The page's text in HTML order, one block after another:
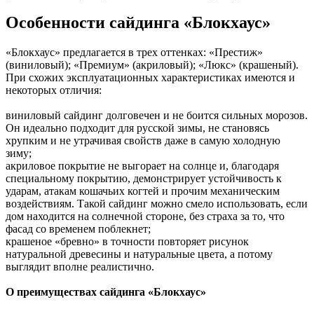
Особенности сайдинга «Блокхаус»
«Блокхаус» предлагается в трех оттенках: «Престиж»
(виниловый); «Премиум» (акриловый); «Люкс» (крашеный).
При схожих эксплуатационных характеристиках имеются и
некоторых отличия:
виниловый сайдинг долговечен и не боится сильных морозов.
Он идеально подходит для русской зимы, не становясь
хрупким и не утрачивая свойств даже в самую холодную
зиму;
акриловое покрытие не выгорает на солнце и, благодаря
специальному покрытию, демонстрирует устойчивость к
ударам, атакам кошачьих когтей и прочим механическим
воздействиям. Такой сайдинг можно смело использовать, если
дом находится на солнечной стороне, без страха за то, что
фасад со временем поблекнет;
крашеное «бревно» в точности повторяет рисунок
натуральной древесины и натуральные цвета, а потому
выглядит вполне реалистично.
О преимуществах сайдинга «Блокхаус»